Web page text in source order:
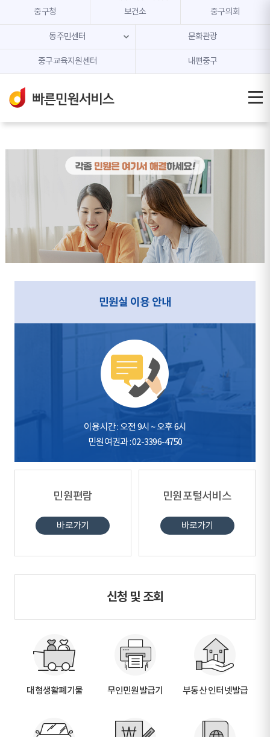
본문 내용 바로가기
주메뉴 바로가기
중구청 보건소 중구의회
동주민센터 문화관광
중구교육지원센터 내편중구
민원실 이용 안내
이용시간 : 오전 9시 ~ 오후 6시
민원여권과 : 02-3396-4750
민원편람
바로가기
민원포털서비스
바로가기
신청 및 조회
대형생활폐기물 무인민원발급기 부동산 인터넷발급